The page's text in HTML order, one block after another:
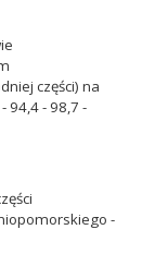
części) na
94,4 - 98,7 -
-